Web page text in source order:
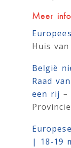
Meer
Huis
België
Raad
een rij –
| 18-19